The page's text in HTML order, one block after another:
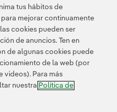
Reservados todos los derechos.
tus hábitos de
mejorar continuamente
cookies pueden ser
de anuncios. Ten en
de algunas cookies puede
de la web (por
videos). Para más
nuestra Política de